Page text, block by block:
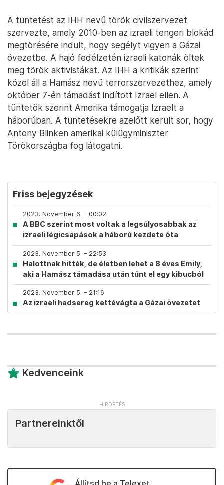
A tüntetést az IHH nevű török civilszervezet
szervezte, amely 2010-ben az izraeli tengeri blokád
megtörésére indult, hogy segélyt vigyen a Gázai
övezetbe. A hajó fedélzetén izraeli katonák öltek
meg török aktivistákat. Az IHH a kritikák szerint
közel áll a Hamász nevű terrorszervezethez, amely
október 7-én támadást indított Izrael ellen. A
tüntetők szerint Amerika támogatja Izraelt a
háborúban. A tüntetésekre azelőtt került sor, hogy
Antony Blinken amerikai külügyminiszter
Törökországba fog látogatni.
Friss bejegyzések
2023. November 6. – 00:02
A BBC szerint most voltak a legsúlyosabbak az
izraeli légicsapások a háború kezdete óta
2023. November 5. – 22:53
Halottnak hitték, de életben lehet a 8 éves Emily,
aki a Hamász támadása után tűnt el egy kibucból
2023. November 5. – 21:16
Az izraeli hadsereg kettévágta a Gázai övezetet
Kedvenceink
Partnereinktől